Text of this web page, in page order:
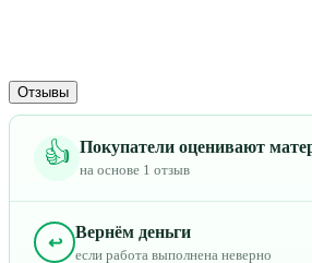
Отзывы
👍 Покупатели оценивают
на основе 1 отзыв
↩
Вернём деньги
если работа выполнена неверно